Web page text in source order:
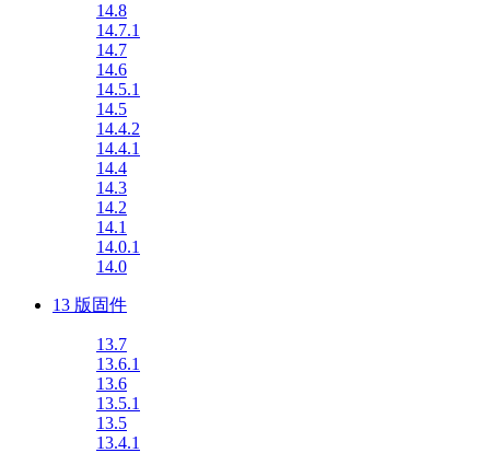
14.8
14.7.1
14.7
14.6
14.5.1
14.5
14.4.2
14.4.1
14.4
14.3
14.2
14.1
14.0.1
14.0
13 版固件
13.7
13.6.1
13.6
13.5.1
13.5
13.4.1